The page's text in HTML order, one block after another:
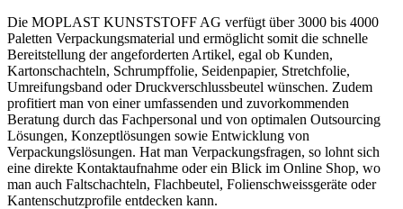
Die MOPLAST KUNSTSTOFF AG verfügt über 3000 bis 4000
Paletten Verpackungsmaterial und ermöglicht somit die schnelle
Bereitstellung der angeforderten Artikel, egal ob Kunden,
Kartonschachteln, Schrumpffolie, Seidenpapier, Stretchfolie,
Umreifungsband oder Druckverschlussbeutel wünschen. Zudem
profitiert man von einer umfassenden und zuvorkommenden
Beratung durch das Fachpersonal und von optimalen Outsourcing
Lösungen, Konzeptlösungen sowie Entwicklung von
Verpackungslösungen. Hat man Verpackungsfragen, so lohnt sich
eine direkte Kontaktaufnahme oder ein Blick im Online Shop, wo
man auch Faltschachteln, Flachbeutel, Folienschweissgeräte oder
Kantenschutzprofile entdecken kann.